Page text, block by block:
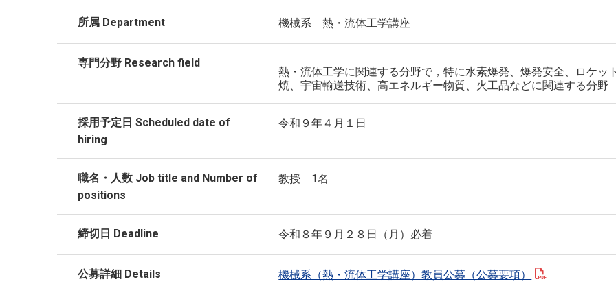
所属 Department 機械系 熱・流体工学講座
専門分野 Research field
熱・流体工学に関連する分野で，特に水素爆発、爆発安全、ロケッ
焼、宇宙輸送技術、高エネルギー物質、火工品などに関連する分野
採用予定日 Scheduled date of
hiring
令和９年４月１日
職名・人数 Job title and Number of
positions
教授 1名
締切日 Deadline 令和８年９月２８日（月）必着
公募詳細 Details 機械系（熱・流体工学講座）教員公募（公募要項）